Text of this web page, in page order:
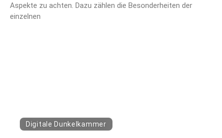
Aspekte zu achten. Dazu zählen die Besonderheiten der
einzelnen
Digitale Dunkelkammer